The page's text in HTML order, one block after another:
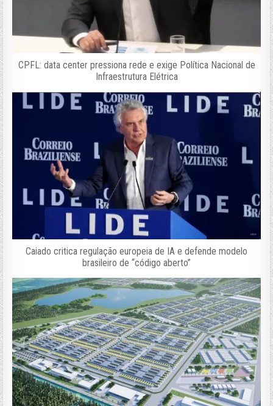
CPFL: data center pressiona rede e exige Política Nacional de
Infraestrutura Elétrica
Caiado critica regulação europeia de IA e defende modelo
brasileiro de “código aberto”